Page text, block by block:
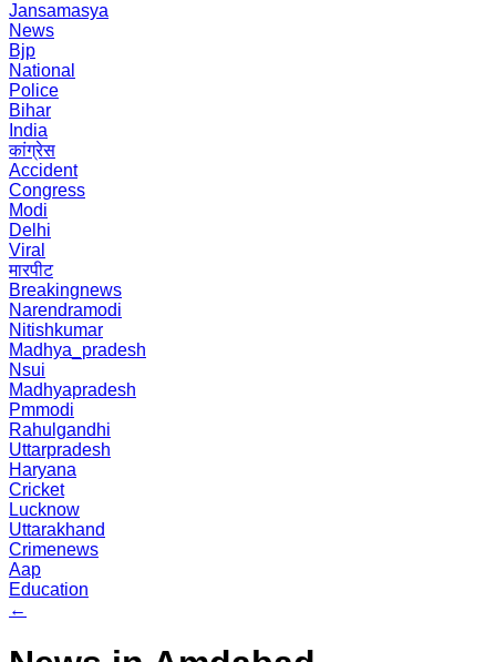
Jansamasya
News
Bjp
National
Police
Bihar
India
कांग्रेस
Accident
Congress
Modi
Delhi
Viral
मारपीट
Breakingnews
Narendramodi
Nitishkumar
Madhya_pradesh
Nsui
Madhyapradesh
Pmmodi
Rahulgandhi
Uttarpradesh
Haryana
Cricket
Lucknow
Uttarakhand
Crimenews
Aap
Education
←